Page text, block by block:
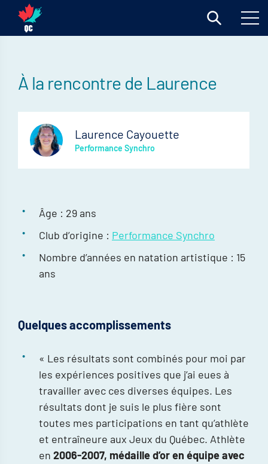
À la rencontre de Laurence
Laurence Cayouette
Performance Synchro
Âge : 29 ans
Club d’origine : Performance Synchro
Nombre d’années en natation artistique : 15
ans
Quelques accomplissements
« Les résultats sont combinés pour moi par
les expériences positives que j’ai eues à
travailler avec ces diverses équipes. Les
résultats dont je suis le plus fière sont
toutes mes participations en tant qu’athlète
et entraîneure aux Jeux du Québec. Athlète
en 2006-2007, médaille d’or en équipe avec